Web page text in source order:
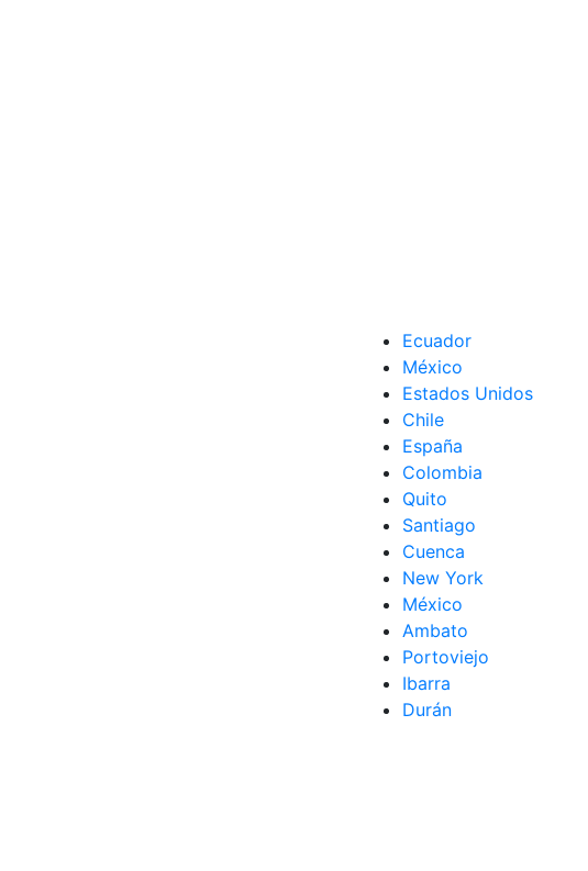
Ecuador
México
Estados Unidos
Chile
España
Colombia
Quito
Santiago
Cuenca
New York
México
Ambato
Portoviejo
Ibarra
Durán